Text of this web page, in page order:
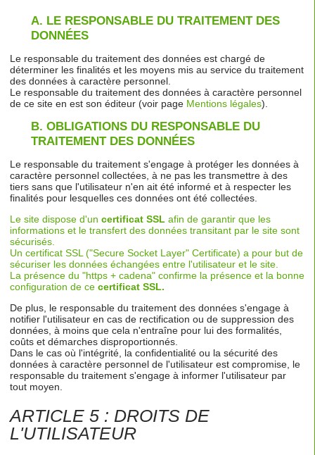
A. LE RESPONSABLE DU TRAITEMENT DES
DONNÉES
Le responsable du traitement des données est chargé de
déterminer les finalités et les moyens mis au service du traitement
des données à caractère personnel.
Le responsable du traitement des données à caractère personnel
de ce site en est son éditeur (voir page Mentions légales).
B. OBLIGATIONS DU RESPONSABLE DU
TRAITEMENT DES DONNÉES
Le responsable du traitement s'engage à protéger les données à
caractère personnel collectées, à ne pas les transmettre à des
tiers sans que l'utilisateur n'en ait été informé et à respecter les
finalités pour lesquelles ces données ont été collectées.
Le site dispose d'un certificat SSL afin de garantir que les
informations et le transfert des données transitant par le site sont
sécurisés.
Un certificat SSL ("Secure Socket Layer" Certificate) a pour but de
sécuriser les données échangées entre l'utilisateur et le site.
La présence du "https + cadena" confirme la présence et la bonne
configuration de ce certificat SSL.
De plus, le responsable du traitement des données s'engage à
notifier l'utilisateur en cas de rectification ou de suppression des
données, à moins que cela n'entraîne pour lui des formalités,
coûts et démarches disproportionnés.
Dans le cas où l'intégrité, la confidentialité ou la sécurité des
données à caractère personnel de l'utilisateur est compromise, le
responsable du traitement s'engage à informer l'utilisateur par
tout moyen.
ARTICLE 5 : DROITS DE
L'UTILISATEUR